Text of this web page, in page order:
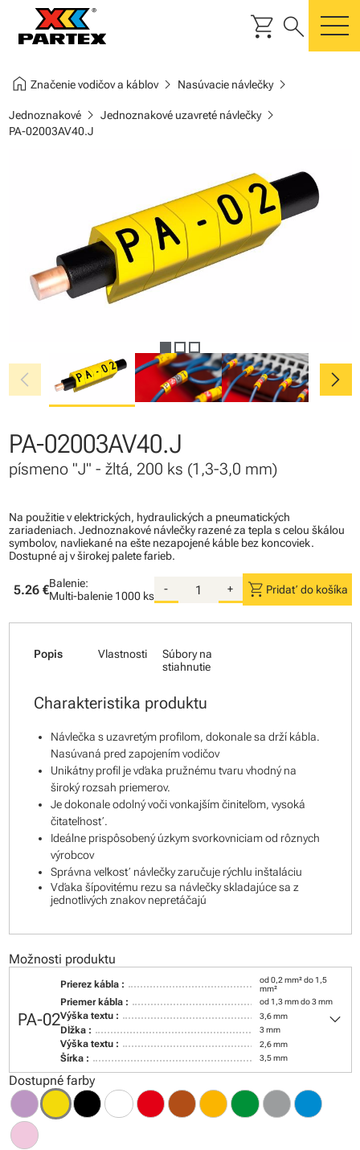
shopping_cart search
home Značenie vodičov a káblovchevron_right Nasúvacie návlečkychevron_right
Jednoznakovéchevron_right Jednoznakové uzavreté návlečkychevron_right
PA-02003AV40.J
chevron_left chevron_right
PA-02003AV40.J
písmeno "J" - žltá, 200 ks (1,3-3,0 mm)
Na použitie v elektrických, hydraulických a pneumatických
zariadeniach. Jednoznakové návlečky razené za tepla s celou škálou
symbolov, navliekané na ešte nezapojené káble bez koncoviek.
Dostupné aj v širokej palete farieb.
5.26 €Balenie:
Multi-balenie 1000 ks
- + shopping_cart Pridať do košíka
Popis Vlastnosti
Súbory na
stiahnutie
Charakteristika produktu
Návlečka s uzavretým profilom, dokonale sa drží kábla.
Nasúvaná pred zapojením vodičov
Unikátny profil je vďaka pružnému tvaru vhodný na
široký rozsah priemerov.
Je dokonale odolný voči vonkajším činiteľom, vysoká
čitateľnosť.
Ideálne prispôsobený úzkym svorkovniciam od rôznych
výrobcov
Správna veľkosť návlečky zaručuje rýchlu inštaláciu
Vďaka šípovitému rezu sa návlečky skladajúce sa z
jednotlivých znakov nepretáčajú
Možnosti produktu
PA-02
Prierez kábla :
od 0,2 mm² do 1,5
mm²
Priemer kábla : od 1,3 mm do 3 mm
Výška textu : 3,6 mm
Dĺžka : 3 mm
Výška textu : 2,6 mm
Šírka : 3,5 mm
keyboard_arrow_down
Dostupné farby